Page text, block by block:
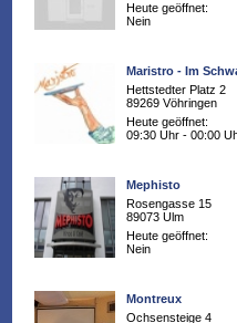
Heute geöffnet:
Nein
Maristro - Im
Hettstedter Platz 2
89269 Vöhringen
Heute geöffnet:
09:30 Uhr - 00:00
Mephisto
Rosengasse 15
89073 Ulm
Heute geöffnet:
Nein
Montreux
Ochsensteige 4